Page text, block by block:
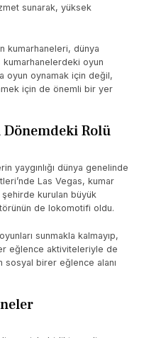
sunarak, yüksek
kumarhaneleri, dünya
kumarhanelerdeki oyun
oyun oynamak için değil,
için de önemli bir yer
Rolü
yaygınlığı dünya genelinde
Las Vegas, kumar
kurulan büyük
de lokomotifi oldu.
sunmakla kalmayıp,
eğlence aktiviteleriyle de
sosyal birer eğlence alanı